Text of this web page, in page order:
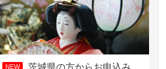
NEW 茨城県の方からお申込み